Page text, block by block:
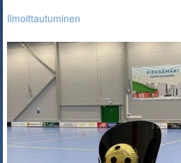
Ilmoittautuminen